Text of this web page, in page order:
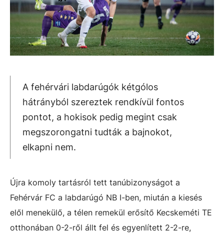
A fehérvári labdarúgók kétgólos
hátrányból szereztek rendkívül fontos
pontot, a hokisok pedig megint csak
megszorongatni tudták a bajnokot,
elkapni nem.
Újra komoly tartásról tett tanúbizonyságot a
Fehérvár FC a labdarúgó NB I-ben, miután a kiesés
elől menekülő, a télen remekül erősítő Kecskeméti TE
otthonában 0-2-ről állt fel és egyenlített 2-2-re,